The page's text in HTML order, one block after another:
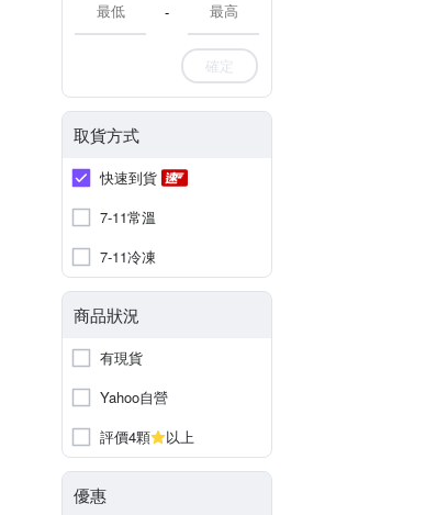
-
確定
取貨方式
快速到貨
7-11常溫
7-11冷凍
商品狀況
有現貨
Yahoo自營
評價4顆
以上
優惠